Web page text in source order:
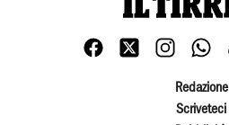
Redazione
Scriveteci